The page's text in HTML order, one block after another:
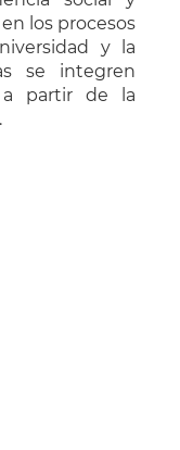
los procesos
y la
se integren
a partir de la